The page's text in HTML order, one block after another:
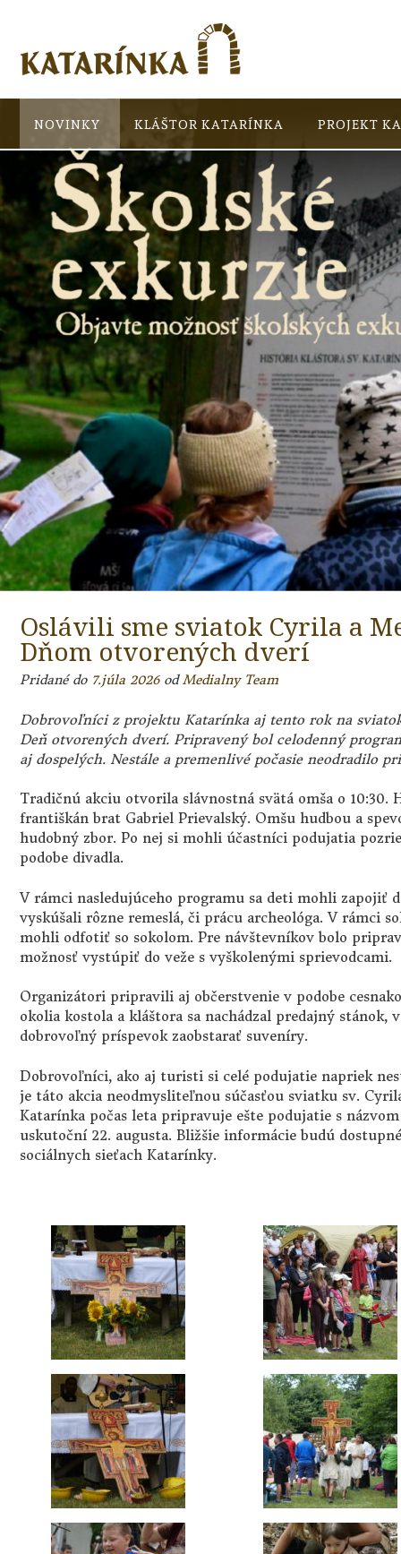
NOVINKY KLÁŠTOR KATARÍNKA PROJEKT
Oslávili sme sviatok Cyrila a
Dňom otvorených dverí
Pridané do 7.júla 2026odMedialny Team
Dobrovoľníci z projektu Katarínka aj tento rok na
Deň otvorených dverí. Pripravený bol celodenný
aj dospelých. Nestále a premenlivé počasie neodradilo
Tradičnú akciu otvorila slávnostná svätá omša o 10:30.
františkán brat Gabriel Prievalský. Omšu hudbou a
hudobný zbor. Po nej si mohli účastníci podujatia
podobe divadla.
V rámci nasledujúceho programu sa deti mohli zapojiť
vyskúšali rôzne remeslá, či prácu archeológa. V rámci
mohli odfotiť so sokolom. Pre návštevníkov bolo
možnosť vystúpiť do veže s vyškolenými sprievodcami.
Organizátori pripravili aj občerstvenie v podobe
okolia kostola a kláštora sa nachádzal predajný stánok,
dobrovoľný príspevok zaobstarať suveníry.
Dobrovoľníci, ako aj turisti si celé podujatie napriek
je táto akcia neodmysliteľnou súčasťou sviatku sv.
Katarínka počas leta pripravuje ešte podujatie s
uskutoční 22. augusta. Bližšie informácie budú
sociálnych sieťach Katarínky.